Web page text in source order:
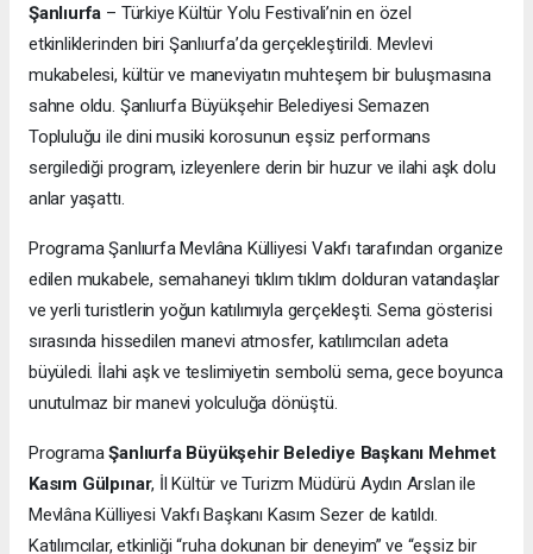
Şanlıurfa – Türkiye Kültür Yolu Festivali’nin en özel
etkinliklerinden biri Şanlıurfa’da gerçekleştirildi. Mevlevi
mukabelesi, kültür ve maneviyatın muhteşem bir buluşmasına
sahne oldu. Şanlıurfa Büyükşehir Belediyesi Semazen
Topluluğu ile dini musiki korosunun eşsiz performans
sergilediği program, izleyenlere derin bir huzur ve ilahi aşk dolu
anlar yaşattı.
ProgramaŞanlıurfa Mevlâna Külliyesi Vakfı tarafından organize
edilen mukabele, semahaneyi tıklım tıklım dolduran vatandaşlar
ve yerli turistlerin yoğun katılımıyla gerçekleşti. Sema gösterisi
sırasında hissedilen manevi atmosfer, katılımcıları adeta
büyüledi. İlahi aşk ve teslimiyetin sembolü sema, gece boyunca
unutulmaz bir manevi yolculuğa dönüştü.
ProgramaŞanlıurfa Büyükşehir Belediye Başkanı Mehmet
Kasım Gülpınar, İl Kültür ve Turizm Müdürü Aydın Arslan ile
Mevlâna Külliyesi Vakfı Başkanı Kasım Sezer de katıldı.
Katılımcılar, etkinliği “ruha dokunan bir deneyim” ve “eşsiz bir